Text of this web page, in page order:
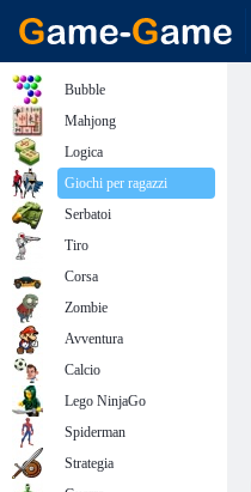
Bubble
Mahjong
Logica
Giochi per ragazzi
Serbatoi
Tiro
Corsa
Zombie
Avventura
Calcio
Lego NinjaGo
Spiderman
Strategia